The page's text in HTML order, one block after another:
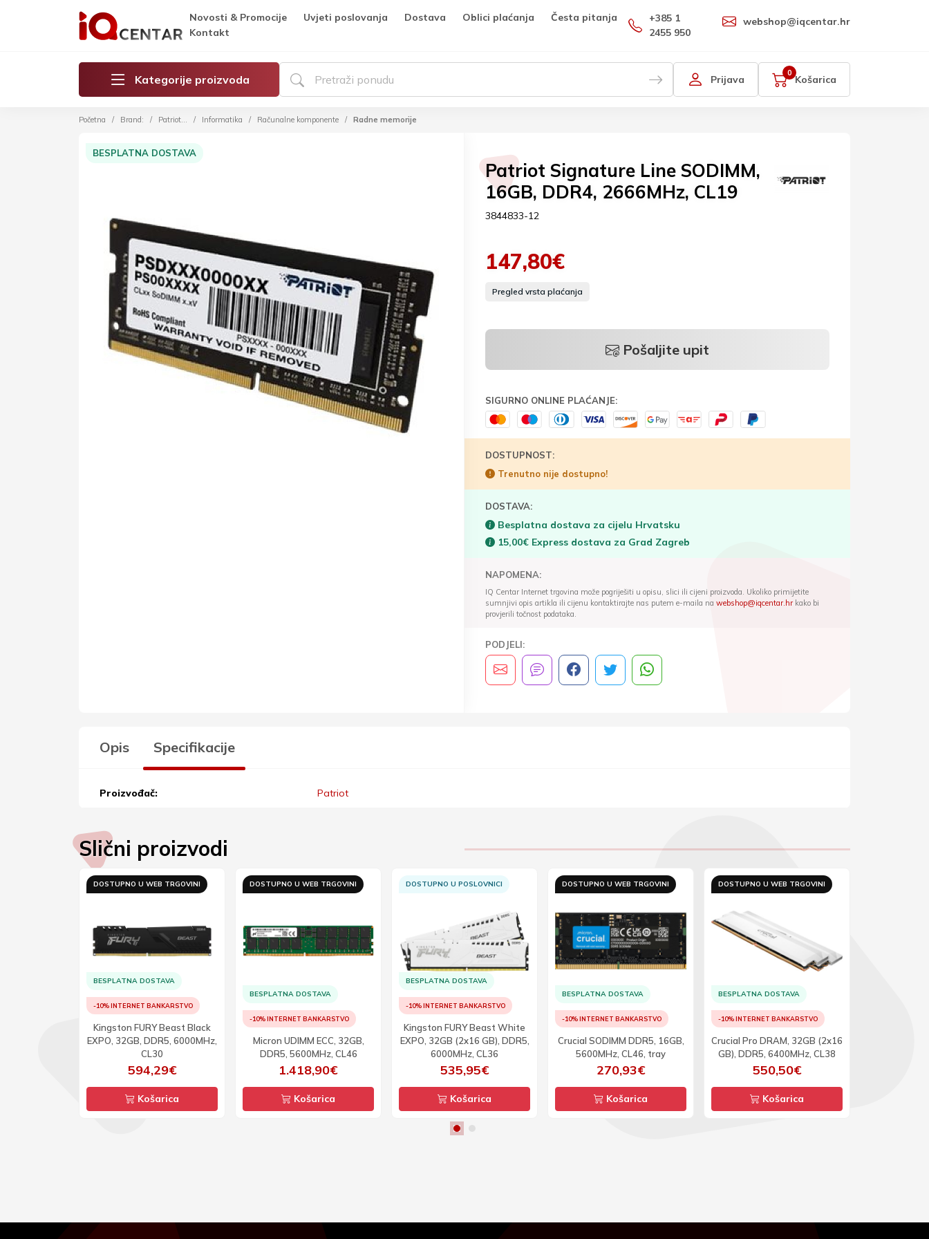
Novosti & Promocije Uvjeti poslovanja Dostava Oblici plaćanja
Česta pitanja
Kontakt
+385 1
2455 950
webshop@iqcentar.hr
Kategorije proizvoda Prijava Košarica
0
Početna Brand: Patriot... Informatika Računalne komponente Radne memorije
BESPLATNA DOSTAVA
Patriot Signature Line SODIMM,
16GB, DDR4, 2666MHz, CL19
3844833-12
147,80€
Pregled vrsta plaćanja
Pošaljite upit
SIGURNO ONLINE PLAĆANJE:
DOSTUPNOST:
Trenutno nije dostupno!
DOSTAVA:
Besplatna dostava za cijelu Hrvatsku
15,00€ Express dostava za Grad Zagreb
NAPOMENA:
IQ Centar Internet trgovina može pogriješiti u opisu, slici ili cijeni proizvoda. Ukoliko primijetite
sumnjivi opis artikla ili cijenu kontaktirajte nas putem e-maila na webshop@iqcentar.hrkako bi
provjerili točnost podataka.
PODJELI:
Opis Specifikacije
Proizvođač: Patriot
Slični proizvodi
DOSTUPNO U WEB TRGOVINI
BESPLATNA DOSTAVA
-10% INTERNET BANKARSTVO
Kingston FURY Beast Black
EXPO, 32GB, DDR5, 6000MHz,
CL30
594,29€
Košarica
DOSTUPNO U WEB TRGOVINI
BESPLATNA DOSTAVA
-10% INTERNET BANKARSTVO
Micron UDIMM ECC, 32GB,
DDR5, 5600MHz, CL46
1.418,90€
Košarica
DOSTUPNO U POSLOVNICI
BESPLATNA DOSTAVA
-10% INTERNET BANKARSTVO
Kingston FURY Beast White
EXPO, 32GB (2x16 GB), DDR5,
6000MHz, CL36
535,95€
Košarica
DOSTUPNO U WEB TRGOVINI
BESPLATNA DOSTAVA
-10% INTERNET BANKARSTVO
Crucial SODIMM DDR5, 16GB,
5600MHz, CL46, tray
270,93€
Košarica
DOSTUPNO U WEB TRGOVINI
BESPLATNA DOSTAVA
-10% INTERNET BANKARSTVO
Crucial Pro DRAM, 32GB (2x16
GB), DDR5, 6400MHz, CL38
550,50€
Košarica